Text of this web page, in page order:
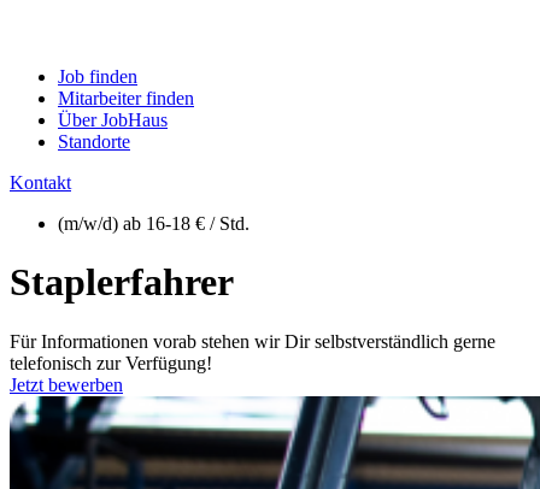
Job finden
Mitarbeiter finden
Über JobHaus
Standorte
Kontakt
(m/w/d) ab 16-18 € / Std.
Staplerfahrer
Für Informationen vorab stehen wir Dir selbstverständlich gerne
telefonisch zur Verfügung!
Jetzt bewerben